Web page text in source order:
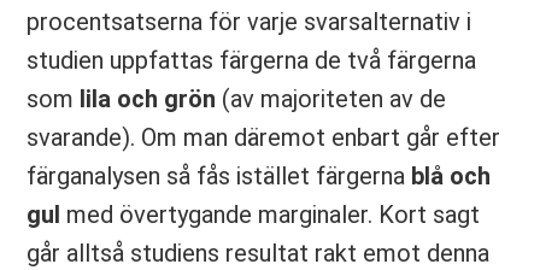
procentsatserna för varje svarsalternativ i
studien uppfattas färgerna de två färgerna
som lila och grön (av majoriteten av de
svarande). Om man däremot enbart går efter
färganalysen så fås istället färgerna blå och
gul med övertygande marginaler. Kort sagt
går alltså studiens resultat rakt emot denna